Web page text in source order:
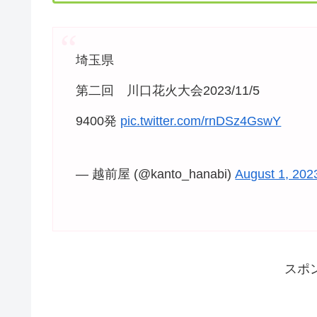
埼玉県
第二回 川口花火大会2023/11/5
9400発 pic.twitter.com/rnDSz4GswY
— 越前屋 (@kanto_hanabi)August 1,
スポ